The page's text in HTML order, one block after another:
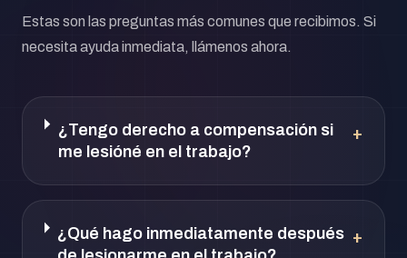
Estas son las preguntas más comunes que recibimos. Si
necesita ayuda inmediata, llámenos ahora.
¿Tengo derecho a compensación si
me lesióné en el trabajo?
+
¿Qué hago inmediatamente después +